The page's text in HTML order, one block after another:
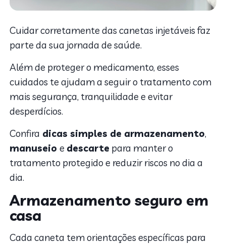
Cuidar corretamente das canetas injetáveis faz
parte da sua jornada de saúde.
Além de proteger o medicamento, esses
cuidados te ajudam a seguir o tratamento com
mais segurança, tranquilidade e evitar
desperdícios.
Confira dicas simples de armazenamento,
manuseioe descarte para manter o
tratamento protegido e reduzir riscos no dia a
dia.
Armazenamento seguro em
casa
Cada caneta tem orientações específicas para